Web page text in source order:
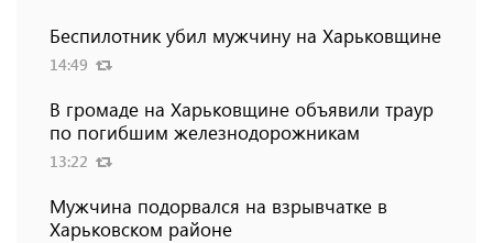
Беспилотник убил мужчину на Харьковщине
14:49
В громаде на Харьковщине объявили траур
по погибшим железнодорожникам
13:22
Мужчина подорвался на взрывчатке в
Харьковском районе